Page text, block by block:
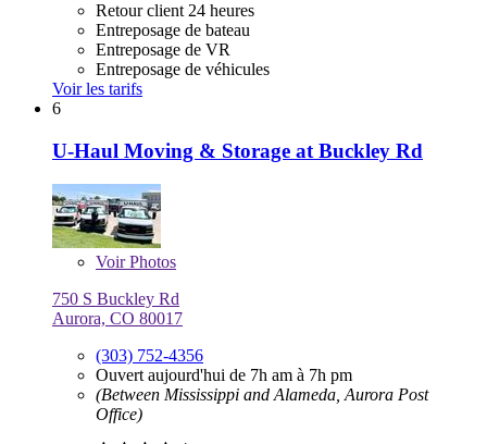
Retour client 24 heures
Entreposage de bateau
Entreposage de VR
Entreposage de véhicules
Voir les tarifs
6
U-Haul Moving & Storage at Buckley Rd
VoirPhotos
750 S Buckley Rd
Aurora, CO 80017
(303) 752-4356
Ouvert aujourd'hui de 7h am à 7h pm
(Between Mississippi and Alameda, Aurora Post
Office)